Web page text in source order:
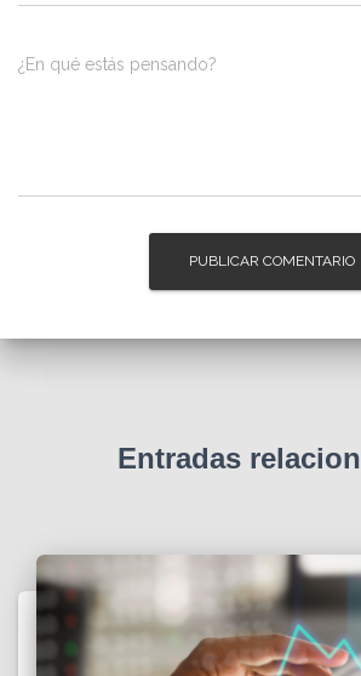
¿En qué estás pensando?
Entradas